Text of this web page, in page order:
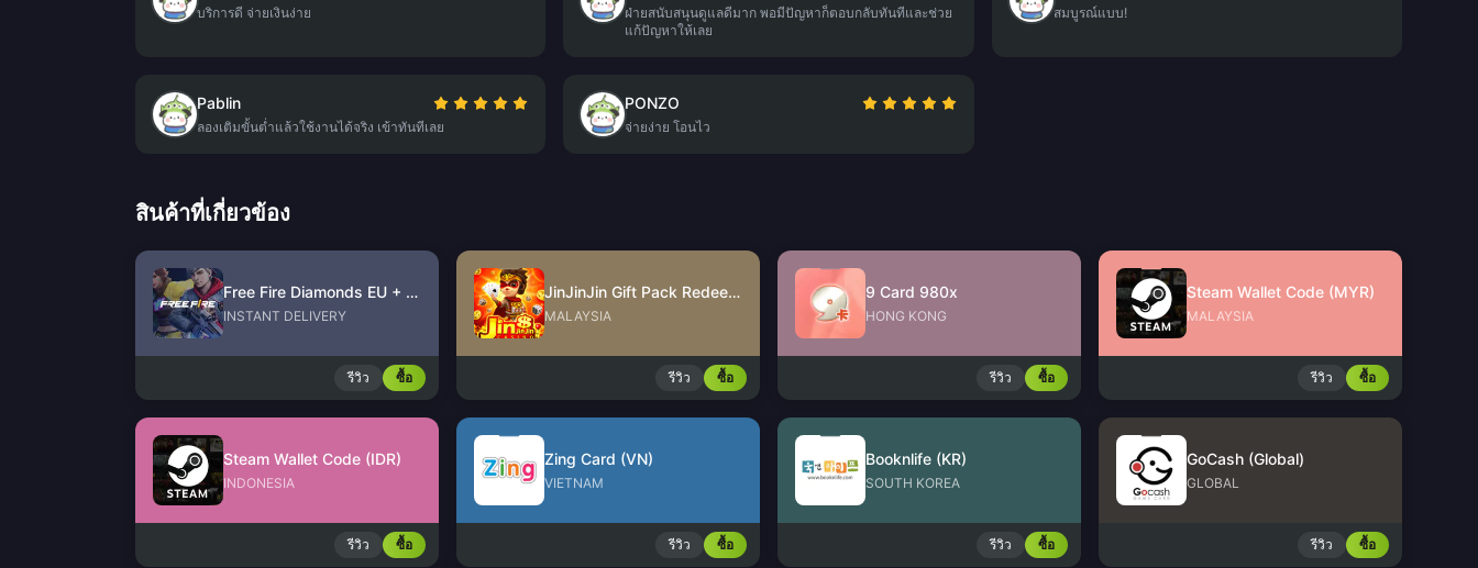
บริการดี จ่ายเงินง่าย
ฝ่ายสนับสนุนดูแลดีมาก พอมีปัญหาก็ตอบกลับทันทีและช่วย
แก้ปัญหาให้เลย
สมบูรณ์แบบ!
Pablin
ลองเติมขั้นต่ำแล้วใช้งานได้จริง เข้าทันทีเลย
PONZO
จ่ายง่าย โอนไว
สินค้าที่เกี่ยวข้อง
Free Fire Diamonds EU + TR
INSTANT DELIVERY
รีวิว ซื้อ
JinJinJin Gift Pack Redeem Code
MALAYSIA
รีวิว ซื้อ
9 Card 980x
HONG KONG
รีวิว ซื้อ
Steam Wallet Code (MYR)
MALAYSIA
รีวิว ซื้อ
Steam Wallet Code (IDR)
INDONESIA
รีวิว ซื้อ
Zing Card (VN)
VIETNAM
รีวิว ซื้อ
Booknlife (KR)
SOUTH KOREA
รีวิว ซื้อ
GoCash (Global)
GLOBAL
รีวิว ซื้อ